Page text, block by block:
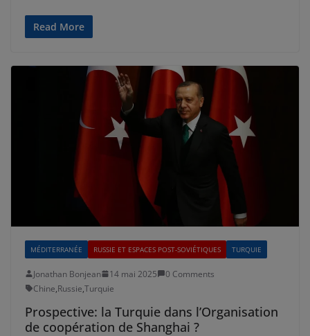
Read More
MÉDITERRANÉE RUSSIE ET ESPACES POST-SOVIÉTIQUES TURQUIE
Jonathan Bonjean 14 mai 2025
0 Comments
Chine,Russie,Turquie
Prospective: la Turquie dans l’Organisation
de coopération de Shanghai ?